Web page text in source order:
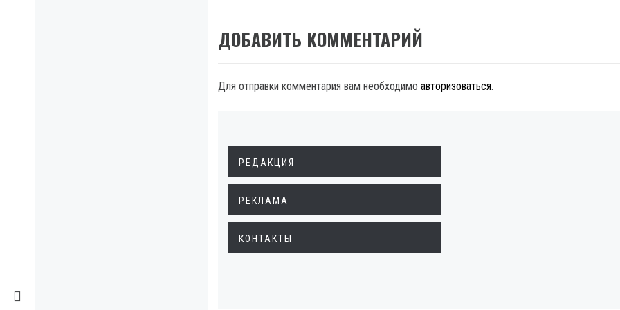
ДОБАВИТЬ КОММЕНТАРИЙ
Для отправки комментария вам необходимо авторизоваться.
РЕДАКЦИЯ
РЕКЛАМА
КОНТАКТЫ